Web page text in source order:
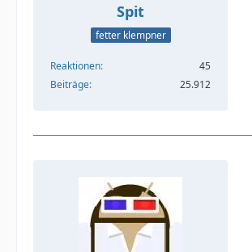
Spit
fetter klempner
Reaktionen
45
Beiträge
25.912